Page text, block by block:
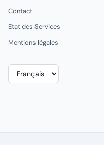
Contact
Etat des Services
Mentions légales
Choisir
une